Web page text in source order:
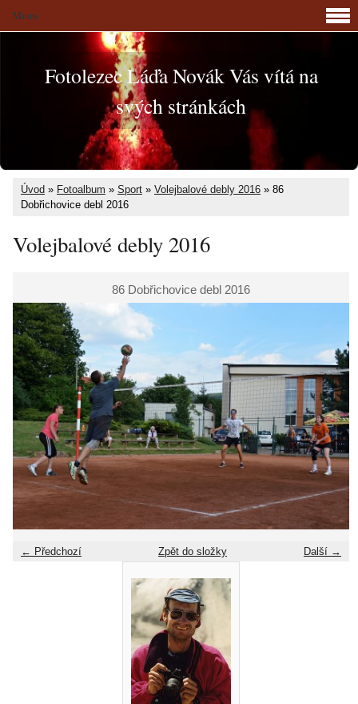
Fotolezec Láďa Novák Vás vítá na
svých stránkách
Úvod » Fotoalbum » Sport » Volejbalové debly 2016 » 86
Dobřichovice debl 2016
Volejbalové debly 2016
86 Dobřichovice debl 2016
← Předchozí Další →
Zpět do složky
Menu